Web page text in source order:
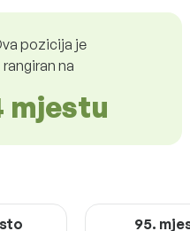
pozicija je
rangiran na
mjestu
95.